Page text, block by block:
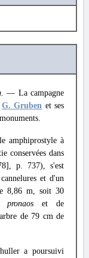
. — La campagne
G. Gruben et ses
amphiprostyle à
conservées dans
p. 737), s'est
et d'un
8,86 m, soit 30
pronaos et de
de 79 cm de
a poursuivi